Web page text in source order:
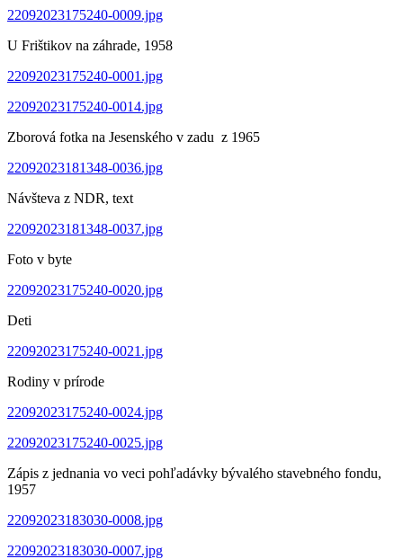
22092023175240-0009.jpg
U Frištikov na záhrade, 1958
22092023175240-0001.jpg
22092023175240-0014.jpg
Zborová fotka na Jesenského v zadu z 1965
22092023181348-0036.jpg
Návšteva z NDR, text
22092023181348-0037.jpg
Foto v byte
22092023175240-0020.jpg
Deti
22092023175240-0021.jpg
Rodiny v prírode
22092023175240-0024.jpg
22092023175240-0025.jpg
Zápis z jednania vo veci pohľadávky bývalého stavebného fondu,
1957
22092023183030-0008.jpg
22092023183030-0007.jpg